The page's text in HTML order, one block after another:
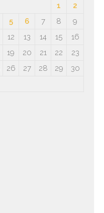
1
2
5 6 7 8
9
12 13 14 15
16
19 20 21 22
23
26 27 28 29
30